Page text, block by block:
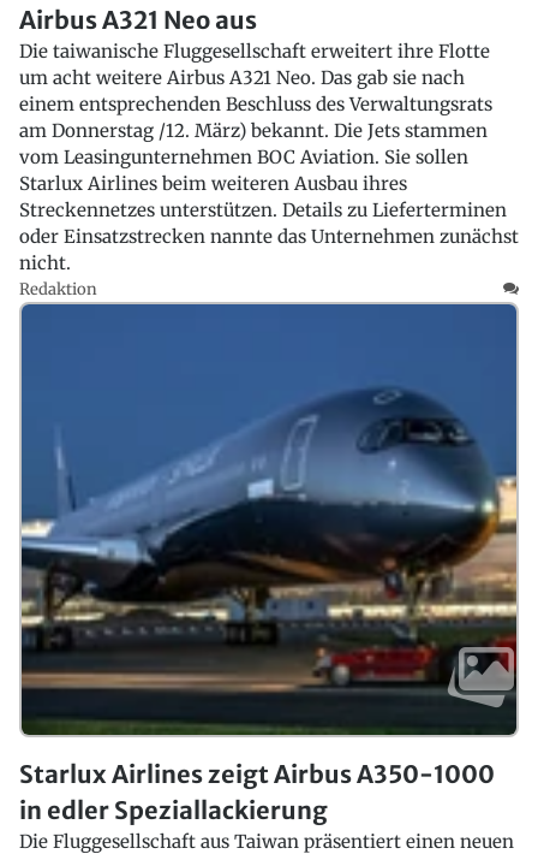
Airbus A321 Neo aus
Die taiwanische Fluggesellschaft erweitert ihre Flotte
um acht weitere Airbus A321 Neo. Das gab sie nach
einem entsprechenden Beschluss des Verwaltungsrats
am Donnerstag /12. März) bekannt. Die Jets stammen
vom Leasingunternehmen BOC Aviation. Sie sollen
Starlux Airlines beim weiteren Ausbau ihres
Streckennetzes unterstützen. Details zu Lieferterminen
oder Einsatzstrecken nannte das Unternehmen zunächst
nicht.
Redaktion
Starlux Airlines zeigt Airbus A350-1000
in edler Speziallackierung
Die Fluggesellschaft aus Taiwan präsentiert einen neuen